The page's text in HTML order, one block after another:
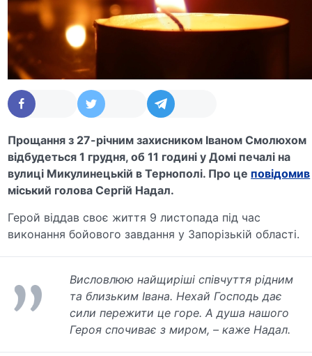
Прощання з 27-річним захисником Іваном Смолюхом
відбудеться 1 грудня, об 11 годині у Домі печалі на
вулиці Микулинецькій в Тернополі. Про це повідомив
міський голова Сергій Надал.
Герой віддав своє життя 9 листопада під час
виконання бойового завдання у Запорізькій області.
Висловлюю найщиріші співчуття рідним
та близьким Івана. Нехай Господь дає
сили пережити це горе. А душа нашого
Героя спочиває з миром, – каже Надал.